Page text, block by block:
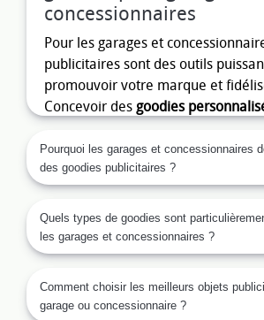
concessionnaires
Pour les garages et
publicitaires sont des outils
promouvoir votre marque et
Concevoir des goodies
entreprise vous aide à vous
secteur concurrentiel. Que ce soit
portes ouvertes, des salons
simplement pour remercier vos
lesgoodies publicitairescréent
proximité et une mémorisation
marque. Outils pratiques,
possibilités sont infinies pour
Pourquoi les garages et concessionnaires
des goodies publicitaires ?
Quels types de goodies sont
les garages et concessionnaires ?
Comment choisir les meilleurs objets
garage ou concessionnaire ?